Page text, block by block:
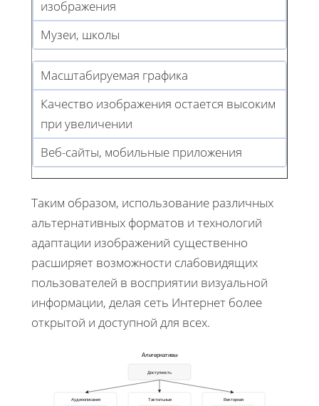
изображения
Музеи, школы
Масштабируемая графика
Качество изображения остается высоким
при увеличении
Веб-сайты, мобильные приложения
Таким образом, использование различных
альтернативных форматов и технологий
адаптации изображений существенно
расширяет возможности слабовидящих
пользователей в восприятии визуальной
информации, делая сеть Интернет более
открытой и доступной для всех.
Альтернативы
Доступность
Аудиоописания Тактильные Векторная